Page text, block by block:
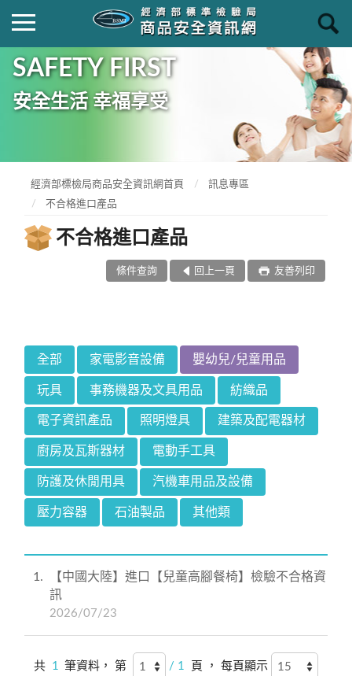
SAFETY FIRST
安全生活 幸福享受
經濟部標檢局商品安全資訊網首頁
訊息專區
不合格進口產品
不合格進口產品
條件查詢 回上一頁 友善列印
全部 家電影音設備 嬰幼兒/兒童用品
玩具 事務機器及文具用品 紡織品
電子資訊產品 照明燈具 建築及配電器材
廚房及瓦斯器材 電動手工具
防護及休閒用具 汽機車用品及設備
壓力容器 石油製品 其他類
1
【中國大陸】進口【兒童高腳餐椅】檢驗不合格資
訊
2026/07/23
共 1 筆資料， 第 / 1 頁 ， 每頁顯示